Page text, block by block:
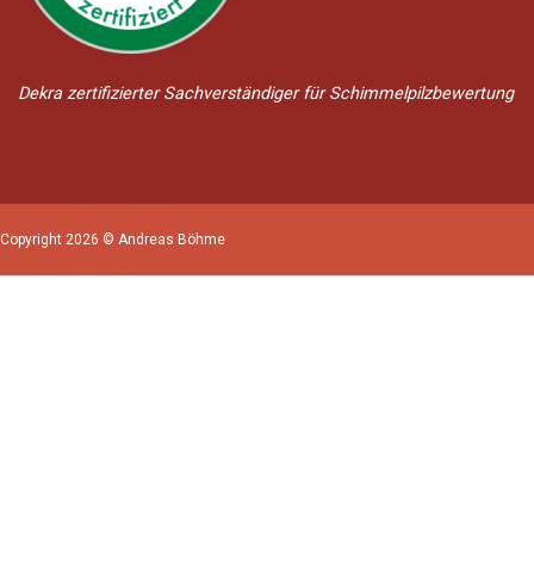
Dekra zertifizierter Sachverständiger für Schimmelpilzbewertung
Copyright 2026 © Andreas Böhme